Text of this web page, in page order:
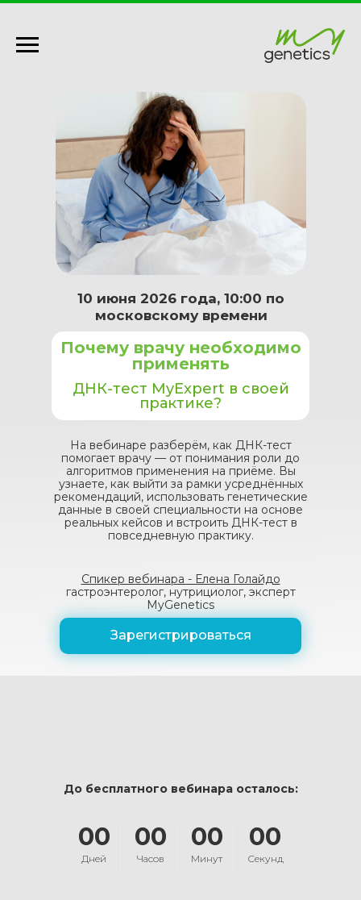
10 июня 2026 года, 10:00 по
московскому времени
Спикер вебинара - Елена Голайдо
гастроэнтеролог, нутрициолог, эксперт
MyGenetics
Зарегистрироваться
На вебинаре разберём, как ДНК-тест
помогает врачу — от понимания роли до
алгоритмов применения на приёме. Вы
узнаете, как выйти за рамки усреднённых
рекомендаций, использовать генетические
данные в своей специальности на основе
реальных кейсов и встроить ДНК-тест в
повседневную практику.
Почему врачу необходимо
применять
ДНК-тест MyExpert в своей
практике?
До бесплатного вебинара осталось:
00
Дней
00
Часов
00
Минут
00
Секунд